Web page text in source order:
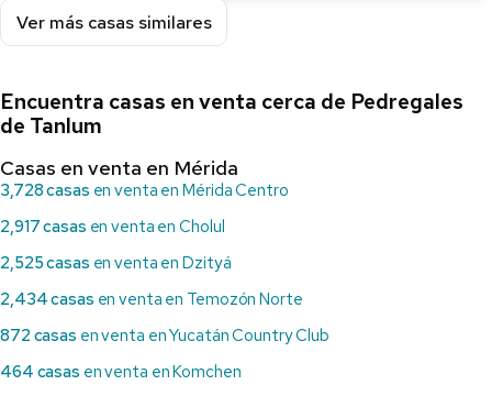
Ver más casas similares
Encuentra casas en venta cerca de Pedregales
de Tanlum
Casas en venta en Mérida
3,728 casas en venta en Mérida Centro
2,917 casas en venta en Cholul
2,525 casas en venta en Dzityá
2,434 casas en venta en Temozón Norte
872 casas en venta en Yucatán Country Club
464 casas en venta en Komchen